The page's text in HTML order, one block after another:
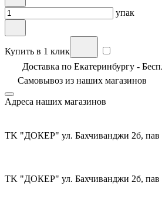
упак
Купить в 1 клик
Доставка по Екатеринбургу -
Самовывоз из наших магазинов
Адреса наших магазинов
TK "ДОКЕР" ул. Бахчиванджи 2б, пав
TK "ДОКЕР" ул. Бахчиванджи 2б, пав